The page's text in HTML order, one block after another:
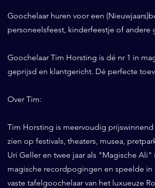
Goochelaar huren voor een
personeelsfeest, kinderfeestje of
Goochelaar Tim Horsting is dé nr 1 in
geprijsd en klantgericht. Dé perfecte
Over Tim:
Tim Horsting is meervoudig
zien op festivals, theaters, musea,
Uri Geller en twee jaar als "Magische
magische recordpogingen en speelde in
vaste tafelgoochelaar van het luxueuze